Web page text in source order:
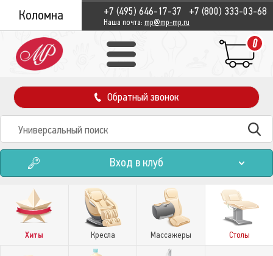
Коломна +7 (495) 646-17-37 +7 (800) 333-03-68
Наша почта: mp@mp-mp.ru
0
Обратный звонок
Вход в клуб
Хиты Кресла Массажеры Столы